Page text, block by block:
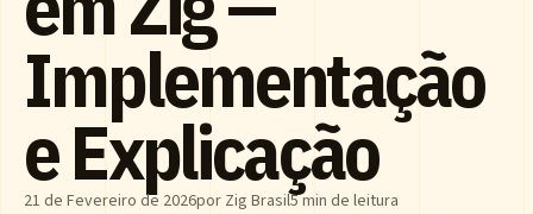
Implementação
e Explicação
21 de Fevereiro de 2026por Zig Brasil5 min de leitura